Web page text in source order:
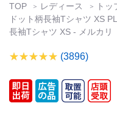
TOP レディース トッ
ドット柄長袖Tシャツ XS
長袖Tシャツ XS - メルカリ
(3896)